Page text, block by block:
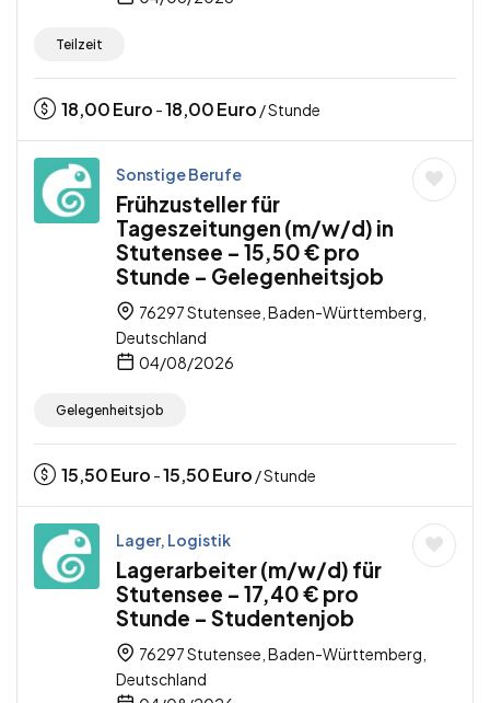
Teilzeit
18,00Euro -18,00Euro / Stunde
Sonstige Berufe
Frühzusteller für
Tageszeitungen (m/w/d) in
Stutensee – 15,50 € pro
Stunde – Gelegenheitsjob
76297 Stutensee, Baden-Württemberg,
Deutschland
04/08/2026
Gelegenheitsjob
15,50Euro -15,50Euro / Stunde
Lager, Logistik
Lagerarbeiter (m/w/d) für
Stutensee – 17,40 € pro
Stunde – Studentenjob
76297 Stutensee, Baden-Württemberg,
Deutschland